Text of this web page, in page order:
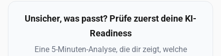
Unsicher, was passt? Prüfe zuerst deine KI-
Readiness
Eine 5-Minuten-Analyse, die dir zeigt, welche